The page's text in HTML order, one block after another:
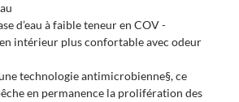
d’eau à faible teneur en COV -
intérieur plus confortable avec odeur
technologie antimicrobienne§, ce
en permanence la prolifération des